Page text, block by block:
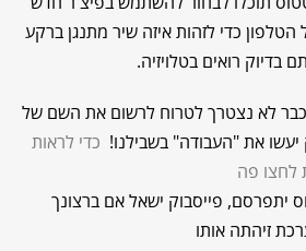
כדי לזהות איזה שיר מתנגן ברקע
בדיוק רואים בטלויזיה.
לא נצטרך לטרוח לרשום את השם של
את "העבודה" בשבילנו! כדי לראות
יתפרסם, פייסבוק ישאל אם ברצונך
זיהתה אותו